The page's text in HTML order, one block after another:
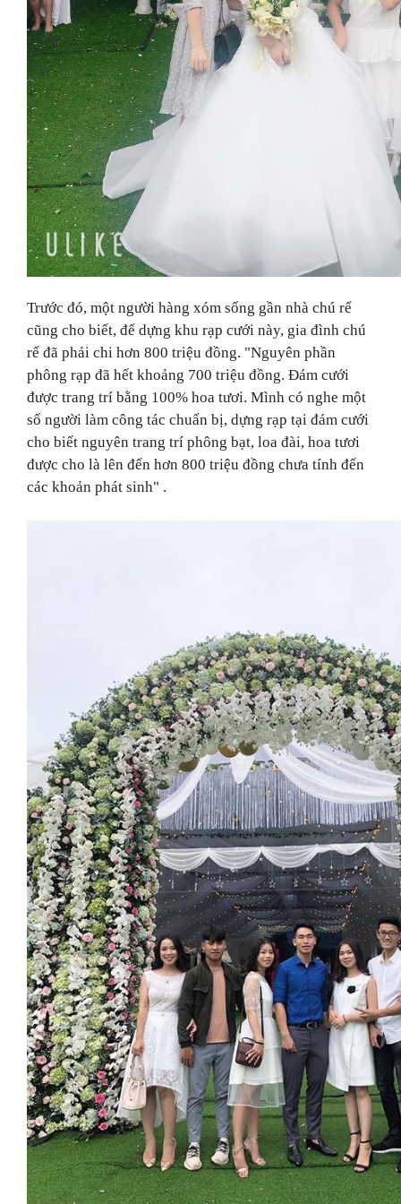
Trước đó, một người hàng xóm sống gần nhà chú rể
cũng cho biết, để dựng khu rạp cưới này, gia đình chú
rể đã phải chi hơn 800 triệu đồng. "Nguyên phần
phông rạp đã hết khoảng 700 triệu đồng. Đám cưới
được trang trí bằng 100% hoa tươi. Mình có nghe một
số người làm công tác chuẩn bị, dựng rạp tại đám cưới
cho biết nguyên trang trí phông bạt, loa đài, hoa tươi
được cho là lên đến hơn 800 triệu đồng chưa tính đến
các khoản phát sinh" .